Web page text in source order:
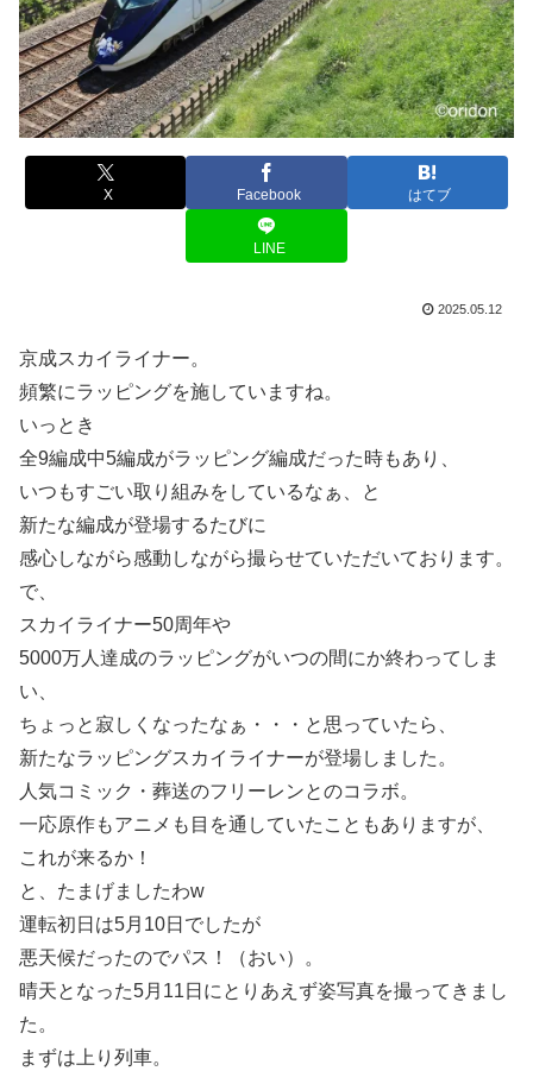
X Facebook はてブ
LINE
2025.05.12
京成スカイライナー。
頻繁にラッピングを施していますね。
いっとき
全9編成中5編成がラッピング編成だった時もあり、
いつもすごい取り組みをしているなぁ、と
新たな編成が登場するたびに
感心しながら感動しながら撮らせていただいております。
で、
スカイライナー50周年や
5000万人達成のラッピングがいつの間にか終わってしま
い、
ちょっと寂しくなったなぁ・・・と思っていたら、
新たなラッピングスカイライナーが登場しました。
人気コミック・葬送のフリーレンとのコラボ。
一応原作もアニメも目を通していたこともありますが、
これが来るか！
と、たまげましたわw
運転初日は5月10日でしたが
悪天候だったのでパス！（おい）。
晴天となった5月11日にとりあえず姿写真を撮ってきまし
た。
まずは上り列車。